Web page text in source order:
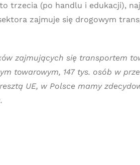
trzecia (po handlu i edukacji),
zajmuje się drogowym
zajmujących się transportem
towarowym, 147 tys. osób w
UE, w Polsce mamy